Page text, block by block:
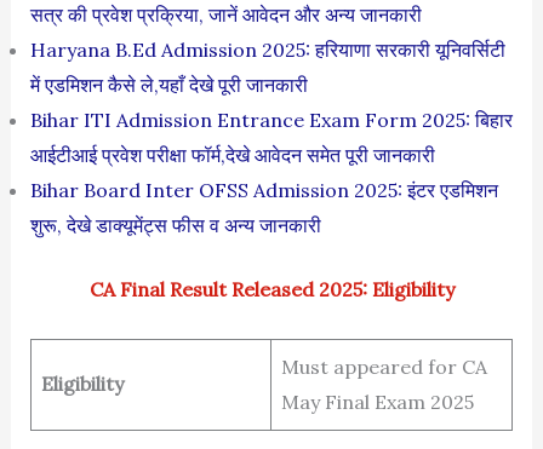
सत्र की प्रवेश प्रक्रिया, जानें आवेदन और अन्य जानकारी
Haryana B.Ed Admission 2025: हरियाणा सरकारी यूनिवर्सिटी
में एडमिशन कैसे ले,यहाँ देखे पूरी जानकारी
Bihar ITI Admission Entrance Exam Form 2025: बिहार
आईटीआई प्रवेश परीक्षा फॉर्म,देखे आवेदन समेत पूरी जानकारी
Bihar Board Inter OFSS Admission 2025: इंटर एडमिशन
शुरू, देखे डाक्यूमेंट्स फीस व अन्य जानकारी
CA Final Result Released 2025: Eligibility
Eligibility
Must appeared for CA
May Final Exam 2025